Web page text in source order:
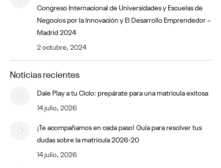
Congreso Internacional de Universidades y Escuelas de
Negocios por la Innovación y El Desarrollo Emprendedor –
Madrid 2024
2 octubre, 2024
Noticias recientes
Dale Play a tu Ciclo: prepárate para una matrícula exitosa
14 julio, 2026
¡Te acompañamos en cada paso! Guía para resolver tus
dudas sobre la matrícula 2026-20
14 julio, 2026